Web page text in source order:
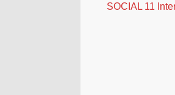
SOCIAL 11